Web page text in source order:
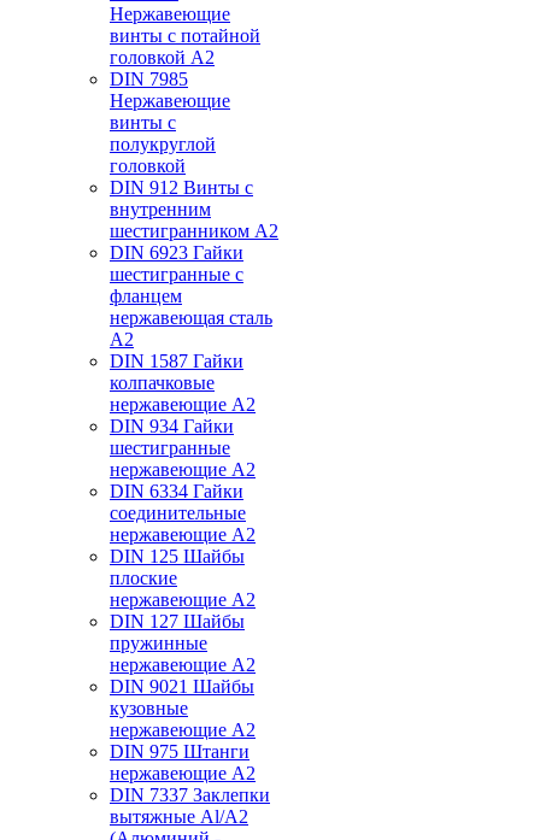
Нержавеющие
винты с потайной
головкой А2
DIN 7985
Нержавеющие
винты с
полукруглой
головкой
DIN 912 Винты с
внутренним
шестигранником А2
DIN 6923 Гайки
шестигранные с
фланцем
нержавеющая сталь
А2
DIN 1587 Гайки
колпачковые
нержавеющие А2
DIN 934 Гайки
шестигранные
нержавеющие А2
DIN 6334 Гайки
соединительные
нержавеющие А2
DIN 125 Шайбы
плоские
нержавеющие А2
DIN 127 Шайбы
пружинные
нержавеющие А2
DIN 9021 Шайбы
кузовные
нержавеющие А2
DIN 975 Штанги
нержавеющие А2
DIN 7337 Заклепки
вытяжные Al/A2